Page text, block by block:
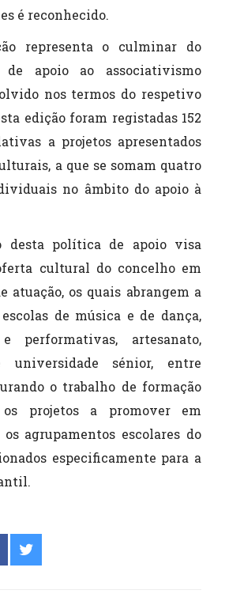
é reconhecido.
representa o culminar do
de apoio ao associativismo
nos termos do respetivo
edição foram registadas 152
a projetos apresentados
a que se somam quatro
no âmbito do apoio à
desta política de apoio visa
cultural do concelho em
atuação, os quais abrangem a
de música e de dança,
performativas, artesanato,
universidade sénior, entre
o trabalho de formação
projetos a promover em
agrupamentos escolares do
especificamente para a